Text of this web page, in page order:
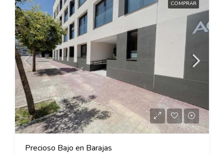
COMPRAR
Precioso Bajo en Barajas